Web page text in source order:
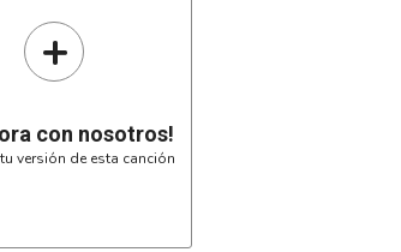
+
con nosotros!
versión de esta canción